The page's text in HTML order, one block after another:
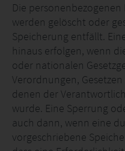
Die
werden gelöscht oder
Speicherung entfällt.
hinaus erfolgen, wenn
oder nationalen
Verordnungen,
denen der
wurde. Eine Sperrung
auch dann, wenn eine
vorgeschriebene